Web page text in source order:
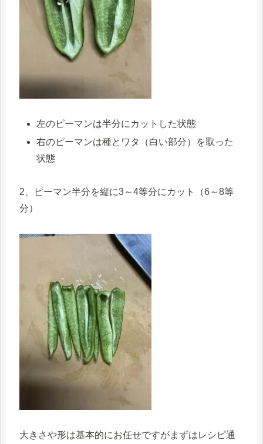
左のピーマンは半分にカットした状態
右のピーマンは種とワタ（白い部分）を取った
状態
2、ピーマン半分を縦に3～4等分にカット（6～8等
分）
大きさや形は基本的にお任せですがまずはレシピ通